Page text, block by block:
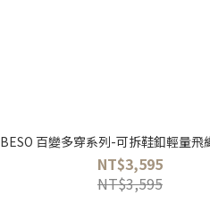
BESO 百變多穿系列-可拆鞋釦輕量飛
NT$3,595
NT$3,595